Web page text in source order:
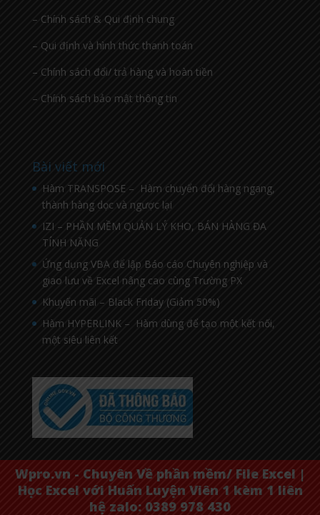
Wpro.vn - Chuyên Về phần mềm/ File Excel |
Học Excel với Huấn Luyện Viên 1 kèm 1 liên
hệ zalo: 0389 978 430
– Chính sách & Qui định chung
– Qui định và hình thức thanh toán
– Chính sách đổi/ trả hàng và hoàn tiền
– Chính sách bảo mật thông tin
Bài viết mới
Hàm TRANSPOSE – Hàm chuyển đổi hàng ngang,
thành hàng dọc và ngược lại
IZI – PHẦN MỀM QUẢN LÝ KHO, BÁN HÀNG ĐA
TÍNH NĂNG
Ứng dụng VBA để lập Báo cáo Chuyên nghiệp và
giao lưu về Excel nâng cao cùng Trường PX
Khuyến mãi – Black Friday (Giảm 50%)
Hàm HYPERLINK – Hàm dùng để tạo một kết nối,
một siêu liên kết